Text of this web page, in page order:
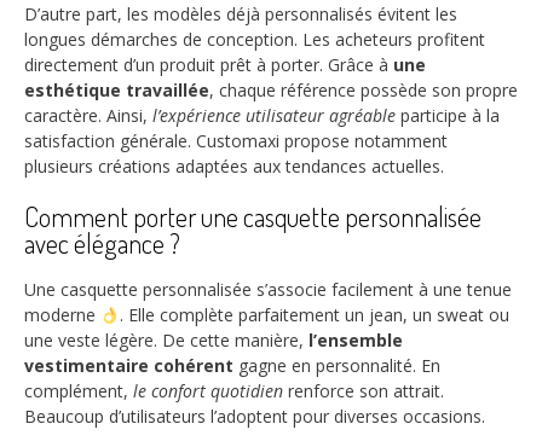
D’autre part, les modèles déjà personnalisés évitent les
longues démarches de conception. Les acheteurs profitent
directement d’un produit prêt à porter. Grâce à une
esthétique travaillée, chaque référence possède son propre
caractère. Ainsi, l’expérience utilisateur agréable participe à la
satisfaction générale. Customaxi propose notamment
plusieurs créations adaptées aux tendances actuelles.
Comment porter une casquette personnalisée
avec élégance ?
Une casquette personnalisée s’associe facilement à une tenue
moderne
. Elle complète parfaitement un jean, un sweat ou
une veste légère. De cette manière, l’ensemble
vestimentaire cohérent gagne en personnalité. En
complément, le confort quotidien renforce son attrait.
Beaucoup d’utilisateurs l’adoptent pour diverses occasions.